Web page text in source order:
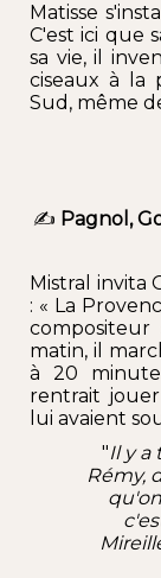
Matisse
C'est ici que
sa vie, il
ciseaux à la
Sud, même
✍️ Pagnol,
Mistral invita
: « La
compositeur
matin, il
à 20
rentrait
lui avaient
"Il y a
Rémy,